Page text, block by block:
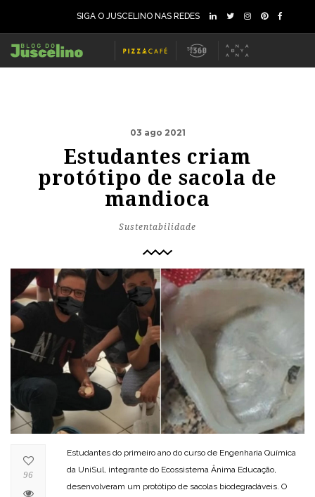
SIGA O JUSCELINO NAS REDES
03 ago 2021
Estudantes criam
protótipo de sacola de
mandioca
Sustentabilidade
Estudantes do primeiro ano do curso de Engenharia Química
da UniSul, integrante do Ecossistema Ânima Educação,
desenvolveram um protótipo de sacolas biodegradáveis. O
96